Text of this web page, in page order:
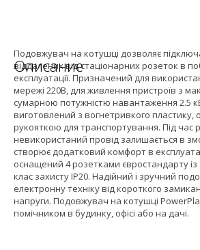
Описание
Подовжувач на котушці дозволяє
віддалених від стаціонарних розеток в
експлуатації. Призначений для
мережі 220В, для живлення пристроїв з
сумарною потужністю навантаження 2.5
виготовлений з вогнетривкого
рукояткою для транспортування. Під час
невикористаний провід залишається в
створює додатковий комфорт в
оснащений 4 розетками євростандарту
клас захисту IP20. Надійний і зручний
електронну техніку від короткого
напруги. Подовжувач на котушці
помічником в будинку, офісі або на дачі.